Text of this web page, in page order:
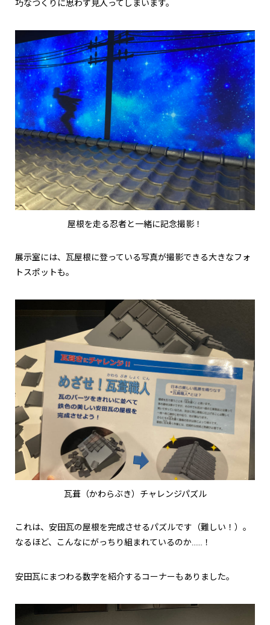
巧なつくりに思わず見入ってしまいます。
屋根を走る忍者と一緒に記念撮影！
展示室には、瓦屋根に登っている写真が撮影できる大きなフォ
トスポットも。
瓦葺（かわらぶき）チャレンジパズル
これは、安田瓦の屋根を完成させるパズルです（難しい！）。
なるほど、こんなにがっちり組まれているのか……！
安田瓦にまつわる数字を紹介するコーナーもありました。